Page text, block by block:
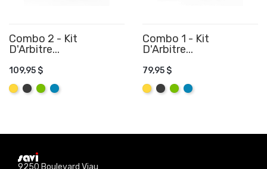
Combo 2 - Kit
D'Arbitre...
109,95 $
JauneGraphite
LimeAqua
AJOUTER AU PANIER
Combo 1 - Kit
D'Arbitre...
79,95 $
JauneGraphite
LimeAqua
AJOUTER AU PANIER